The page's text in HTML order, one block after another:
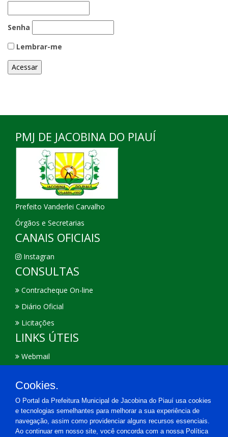
Senha
Lembrar-me
PMJ DE JACOBINA DO PIAUÍ
Prefeito Vanderlei Carvalho
Órgãos e Secretarias
CANAIS OFICIAIS
Instagran
CONSULTAS
Contracheque On-line
Diário Oficial
Licitações
LINKS ÚTEIS
Webmail
E-Sic
Login
Ouvidoria
Cookies.
O Portal da Prefeitura Municipal de Jacobina do Piauí usa cookies
e tecnologias semelhantes para melhorar a sua experiência de
navegação, assim como providenciar alguns recursos essenciais.
Ao continuar em nosso site, você concorda com a nossa Política